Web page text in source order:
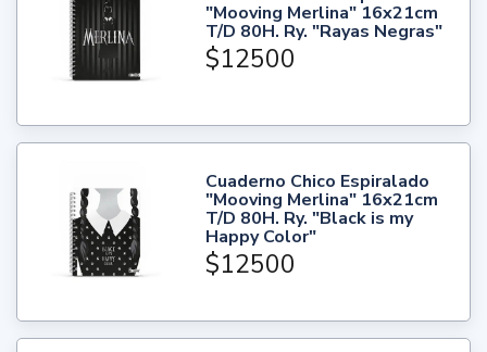
"Mooving Merlina" 16x21cm
T/D 80H. Ry. "Rayas Negras"
$12500
Cuaderno Chico Espiralado
"Mooving Merlina" 16x21cm
T/D 80H. Ry. "Black is my
Happy Color"
$12500